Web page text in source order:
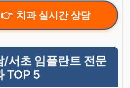
치과 실시간 상담
/서초 임플란트 전문
TOP 5